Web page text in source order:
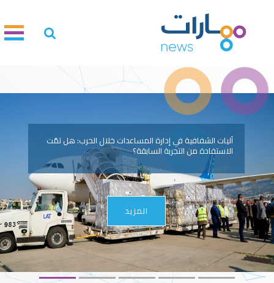
المزيد
آليات الشفافية في إدارة المساعدات خلال الحرب: هل تمّت
الاستفادة من التجربة السابقة؟